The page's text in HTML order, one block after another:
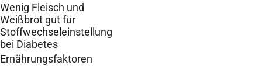
Wenig Fleisch und
Weißbrot gut für
Stoffwechseleinstellung
bei Diabetes
Ernährungsfaktoren